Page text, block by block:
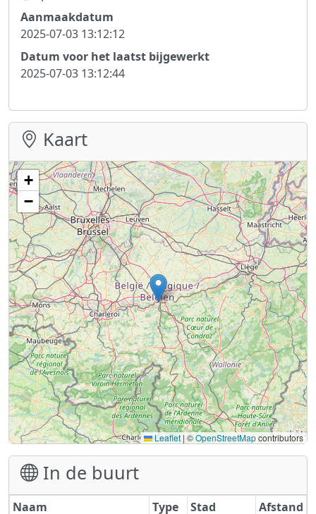
Aanmaakdatum
2025-07-03 13:12:12
Datum voor het laatst bijgewerkt
2025-07-03 13:12:44
Kaart
+
−
Leaflet | ©OpenStreetMapcontributors
In de buurt
Naam Type Stad
Afstand